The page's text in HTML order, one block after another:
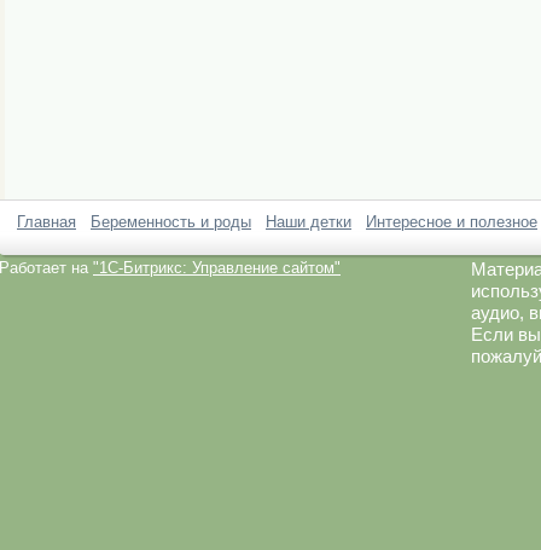
Главная Беременность и роды Наши детки Интересное и полезное
Работает на "1C-Битрикс: Управление сайтом"
аудио,
Если вы